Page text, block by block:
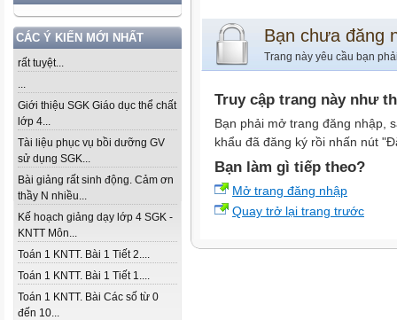
CÁC Ý KIẾN MỚI NHẤT
rất tuyệt...
...
Giới thiệu SGK Giáo dục thể chất
lớp 4...
Tài liệu phục vụ bồi dưỡng GV
sử dụng SGK...
Bài giảng rất sinh động. Cảm ơn
thầy N nhiều...
Kế hoạch giảng dạy lớp 4 SGK -
KNTT Môn...
Toán 1 KNTT. Bài 1 Tiết 2....
Toán 1 KNTT. Bài 1 Tiết 1....
Toán 1 KNTT. Bài Các số từ 0
đến 10...
Bạn chưa đăng
Trang này yêu cầu bạn
Truy cập trang này như
Bạn phải mở trang đăng nhập,
khẩu đã đăng ký rồi nhấn nút
Bạn làm gì tiếp theo?
Mở trang đăng nhập
Quay trở lại trang trước